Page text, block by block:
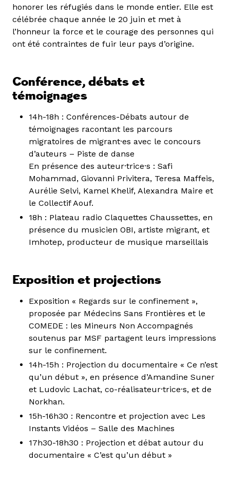
honorer les réfugiés dans le monde entier. Elle est
célébrée chaque année le 20 juin et met à
l’honneur la force et le courage des personnes qui
ont été contraintes de fuir leur pays d’origine.
Conférence, débats et
témoignages
14h-18h : Conférences-Débats autour de
témoignages racontant les parcours
migratoires de migrant·es avec le concours
d’auteurs – Piste de danse
En présence des auteur·trice·s : Safi
Mohammad, Giovanni Privitera, Teresa Maffeis,
Aurélie Selvi, Kamel Khelif, Alexandra Maire et
le Collectif Aouf.
18h : Plateau radio Claquettes Chaussettes, en
présence du musicien OBI, artiste migrant, et
Imhotep, producteur de musique marseillais
Exposition et projections
Exposition « Regards sur le confinement »,
proposée par Médecins Sans Frontières et le
COMEDE : les Mineurs Non Accompagnés
soutenus par MSF partagent leurs impressions
sur le confinement.
14h-15h : Projection du documentaire « Ce n’est
qu’un début », en présence d’Amandine Suner
et Ludovic Lachat, co-réalisateur·trice·s, et de
Norkhan.
15h-16h30 : Rencontre et projection avec Les
Instants Vidéos – Salle des Machines
17h30-18h30 : Projection et débat autour du
documentaire « C’est qu’un début »